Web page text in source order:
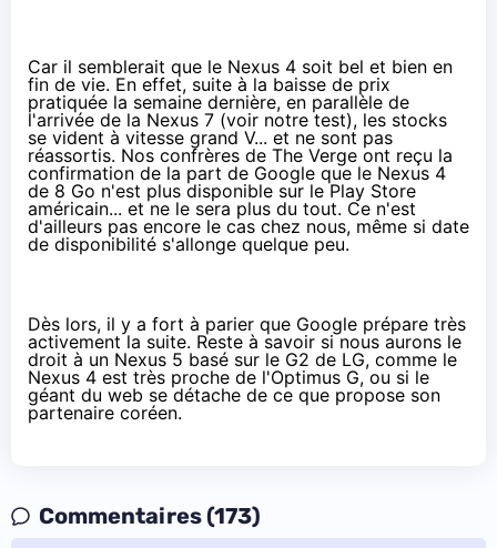
Car il semblerait que le Nexus 4 soit bel et bien en
fin de vie. En effet, suite à la baisse de prix
pratiquée la semaine dernière, en parallèle de
l'arrivée de la Nexus 7 (voir notre test), les stocks
se vident à vitesse grand V... et ne sont pas
réassortis. Nos confrères de The Verge ont reçu la
confirmation de la part de Google que le Nexus 4
de 8 Go n'est plus disponible sur le Play Store
américain... et ne le sera plus du tout. Ce n'est
d'ailleurs pas encore le cas chez nous, même si date
de disponibilité s'allonge quelque peu.
Dès lors, il y a fort à parier que Google prépare très
activement la suite. Reste à savoir si nous aurons le
droit à un Nexus 5 basé sur le G2 de LG, comme le
Nexus 4 est très proche de l'Optimus G, ou si le
géant du web se détache de ce que propose son
partenaire coréen.
Commentaires (173)